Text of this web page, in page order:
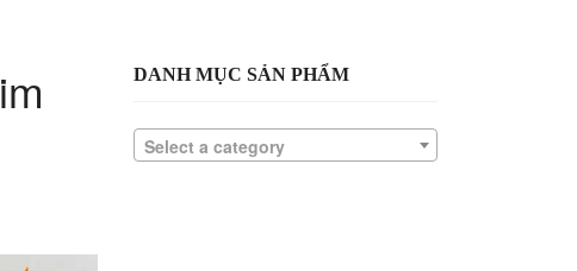
DANH MỤC SẢN PHẨM
Select a category